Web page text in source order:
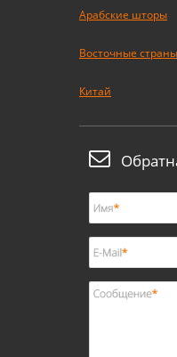
Арабские шторы
Восточные страны
Китай